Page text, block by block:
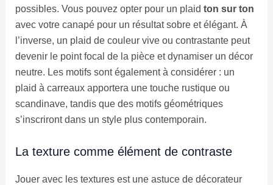
possibles. Vous pouvez opter pour un plaid ton sur ton
avec votre canapé pour un résultat sobre et élégant. À
l’inverse, un plaid de couleur vive ou contrastante peut
devenir le point focal de la pièce et dynamiser un décor
neutre. Les motifs sont également à considérer : un
plaid à carreaux apportera une touche rustique ou
scandinave, tandis que des motifs géométriques
s’inscriront dans un style plus contemporain.
La texture comme élément de contraste
Jouer avec les textures est une astuce de décorateur